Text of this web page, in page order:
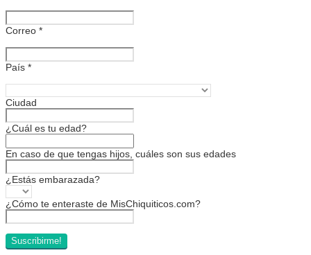
Correo *
País *
Ciudad
¿Cuál es tu edad?
En caso de que tengas hijos, cuáles son sus edades
¿Estás embarazada?
¿Cómo te enteraste de MisChiquiticos.com?